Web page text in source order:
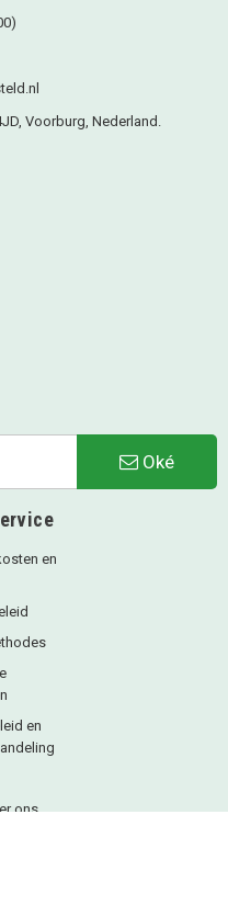
Voorburg, Nederland.
Oké
en
en
ons